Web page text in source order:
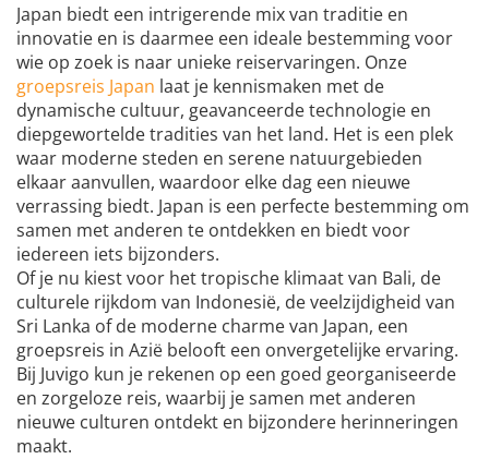
Japan biedt een intrigerende mix van traditie en
innovatie en is daarmee een ideale bestemming voor
wie op zoek is naar unieke reiservaringen. Onze
groepsreis Japan laat je kennismaken met de
dynamische cultuur, geavanceerde technologie en
diepgewortelde tradities van het land. Het is een plek
waar moderne steden en serene natuurgebieden
elkaar aanvullen, waardoor elke dag een nieuwe
verrassing biedt. Japan is een perfecte bestemming om
samen met anderen te ontdekken en biedt voor
iedereen iets bijzonders.
Of je nu kiest voor het tropische klimaat van Bali, de
culturele rijkdom van Indonesië, de veelzijdigheid van
Sri Lanka of de moderne charme van Japan, een
groepsreis in Azië belooft een onvergetelijke ervaring.
Bij Juvigo kun je rekenen op een goed georganiseerde
en zorgeloze reis, waarbij je samen met anderen
nieuwe culturen ontdekt en bijzondere herinneringen
maakt.